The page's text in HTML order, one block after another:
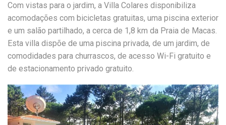
Com vistas para o jardim, a Villa Colares disponibiliza
acomodações com bicicletas gratuitas, uma piscina exterior
e um salão partilhado, a cerca de 1,8 km da Praia de Macas.
Esta villa dispõe de uma piscina privada, de um jardim, de
comodidades para churrascos, de acesso Wi-Fi gratuito e
de estacionamento privado gratuito.